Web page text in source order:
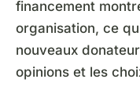
financement
organisation, ce
nouveaux
opinions et les